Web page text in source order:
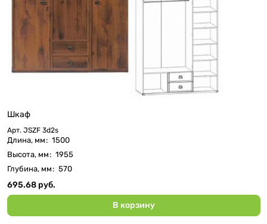
Шкаф
Арт. JSZF 3d2s
Длина, мм: 1500
Высота, мм: 1955
Глубина, мм: 570
695.68 руб.
В корзину